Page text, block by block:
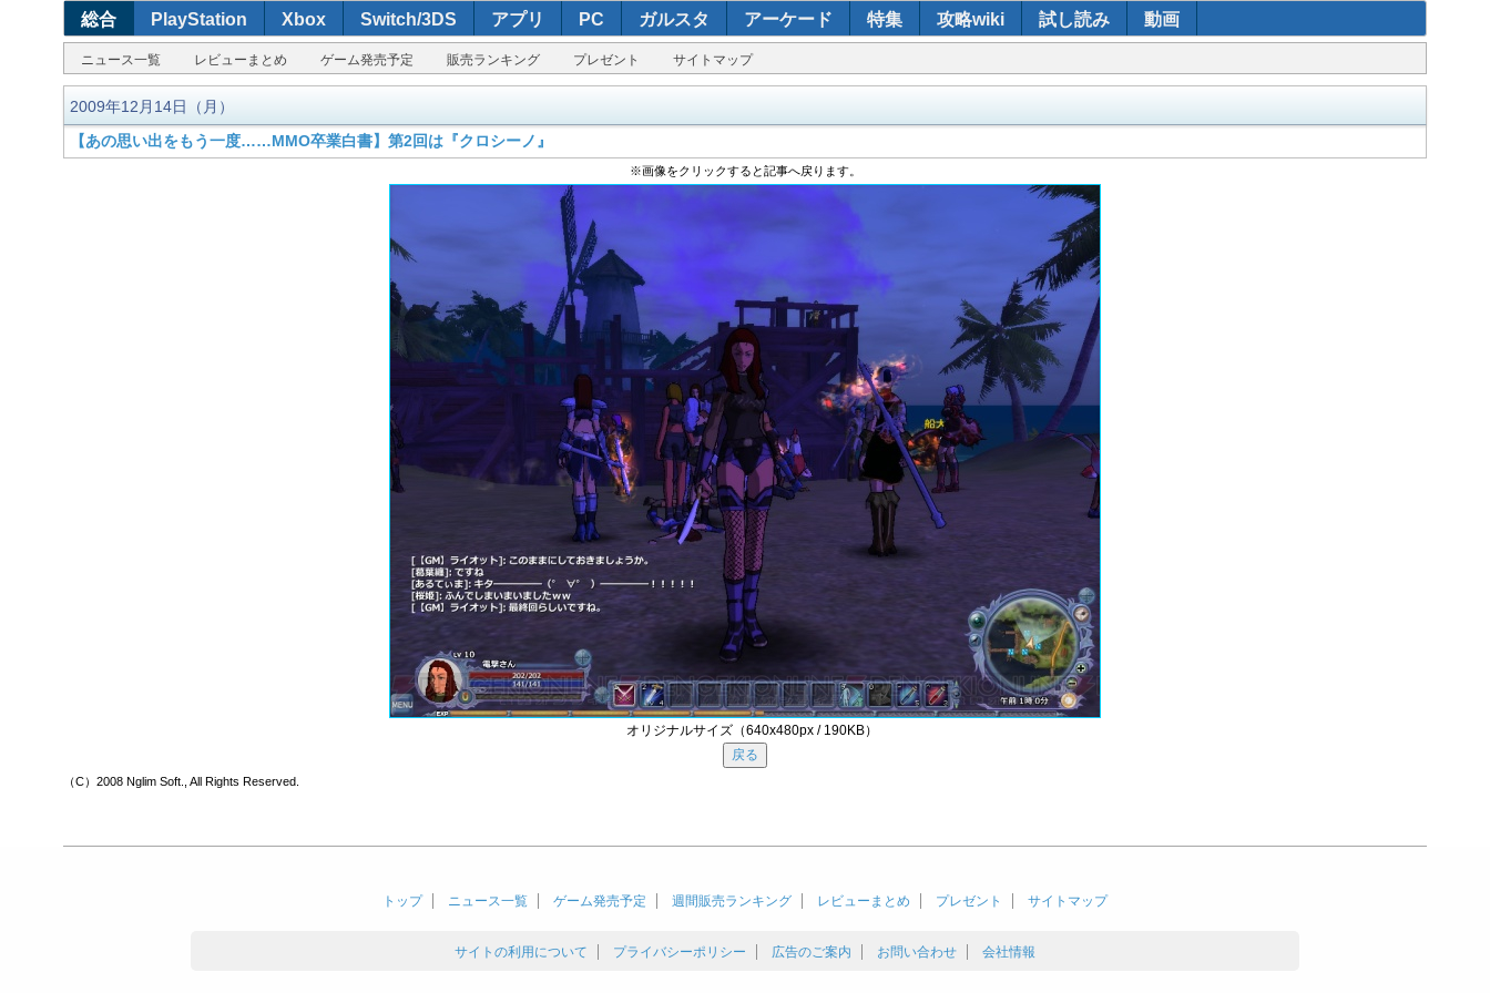
総合 PlayStation Xbox Switch/3DS アプリ PC ガルスタ アーケード 特集 攻略wiki 試し読み 動画
ニュース一覧 レビューまとめ ゲーム発売予定 販売ランキング プレゼント サイトマップ
2009年12月14日（月）
【あの思い出をもう一度……MMO卒業白書】第2回は『クロシーノ』
※画像をクリックすると記事へ戻ります。
オリジナルサイズ（640x480px / 190KB）
（C）2008 Nglim Soft., All Rights Reserved.
トップ ニュース一覧 ゲーム発売予定 週間販売ランキング レビューまとめ プレゼント サイトマップ
サイトの利用について プライバシーポリシー 広告のご案内 お問い合わせ 会社情報